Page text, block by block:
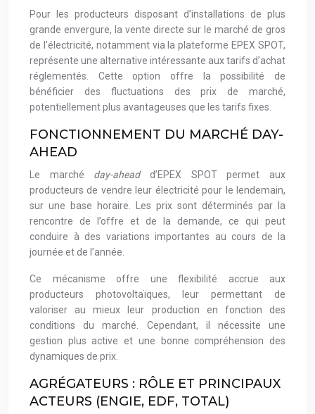
Pour les producteurs disposant d’installations de plus
grande envergure, la vente directe sur le marché de gros
de l’électricité, notamment via la plateforme EPEX SPOT,
représente une alternative intéressante aux tarifs d’achat
réglementés. Cette option offre la possibilité de
bénéficier des fluctuations des prix de marché,
potentiellement plus avantageuses que les tarifs fixes.
FONCTIONNEMENT DU MARCHÉ DAY-
AHEAD
Le marché day-ahead d’EPEX SPOT permet aux
producteurs de vendre leur électricité pour le lendemain,
sur une base horaire. Les prix sont déterminés par la
rencontre de l’offre et de la demande, ce qui peut
conduire à des variations importantes au cours de la
journée et de l’année.
Ce mécanisme offre une flexibilité accrue aux
producteurs photovoltaïques, leur permettant de
valoriser au mieux leur production en fonction des
conditions du marché. Cependant, il nécessite une
gestion plus active et une bonne compréhension des
dynamiques de prix.
AGRÉGATEURS : RÔLE ET PRINCIPAUX
ACTEURS (ENGIE, EDF, TOTAL)